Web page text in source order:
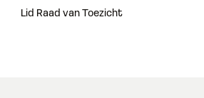
Lid Raad van Toezicht